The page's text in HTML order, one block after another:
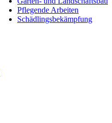
Pflegende Arbeiten
Schädlingsbekämpfung